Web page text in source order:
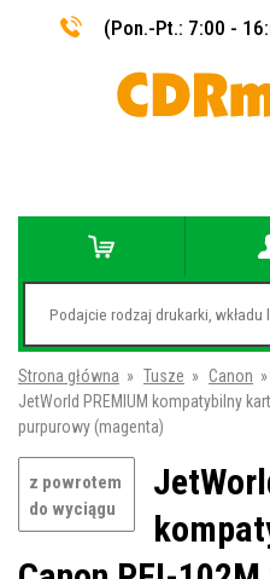
(Pon.-Pt.: 7:00 -
Strona główna » Tusze » Canon »
JetWorld PREMIUM kompatybilny
purpurowy (magenta)
z powrotem
do wyciągu